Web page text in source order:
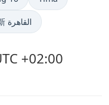
新 القاهرة
+02:00